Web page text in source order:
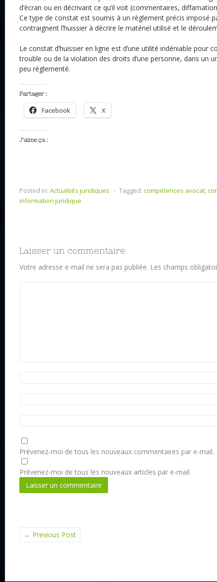
d’écran ou en décrivant ce qu’il voit (commentaires,
Ce type de constat est soumis à un règlement précis imposé
contraignent l’huissier à décrire le matériel utilisé et le
Le constat d’huissier en ligne est d’une utilité indéniable pour
trouble ou de la violation des droits d’une personne, dans un
peu règlementé.
Partager :
Facebook X
J’aime ça :
Posted in: Actualités juridiques ⋅ Tagged: compétences avocat,
information juridique
Laisser un commentaire
Votre adresse e-mail ne sera pas publiée. Les champs
Prévenez-moi de tous les nouveaux commentaires par e-mail.
Prévenez-moi de tous les nouveaux articles par e-mail.
← Previous Post